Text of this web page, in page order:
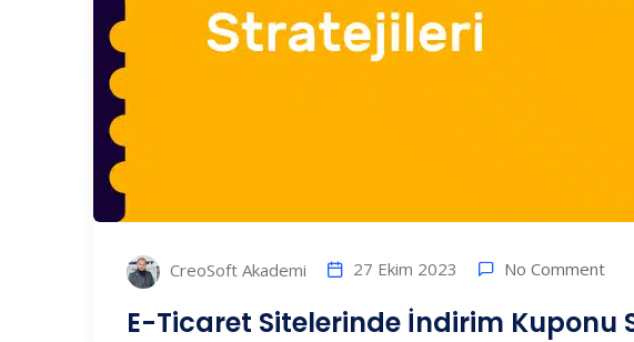
CreoSoft Akademi 27 Ekim 2023 No Comment
E-Ticaret Sitelerinde İndirim Kuponu